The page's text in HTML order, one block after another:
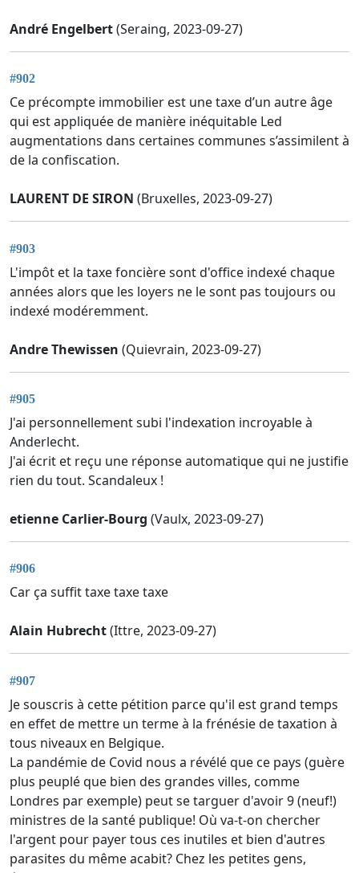
André Engelbert(Seraing, 2023-09-27)
#902
Ce précompte immobilier est une taxe d’un autre âge
qui est appliquée de manière inéquitable Led
augmentations dans certaines communes s’assimilent à
de la confiscation.
LAURENT DE SIRON (Bruxelles, 2023-09-27)
#903
L'impôt et la taxe foncière sont d'office indexé chaque
années alors que les loyers ne le sont pas toujours ou
indexé modéremment.
Andre Thewissen (Quievrain, 2023-09-27)
#905
J'ai personnellement subi l'indexation incroyable à
Anderlecht.
J'ai écrit et reçu une réponse automatique qui ne justifie
rien du tout. Scandaleux !
etienne Carlier-Bourg (Vaulx, 2023-09-27)
#906
Car ça suffit taxe taxe taxe
Alain Hubrecht(Ittre, 2023-09-27)
#907
Je souscris à cette pétition parce qu'il est grand temps
en effet de mettre un terme à la frénésie de taxation à
tous niveaux en Belgique.
La pandémie de Covid nous a révélé que ce pays (guère
plus peuplé que bien des grandes villes, comme
Londres par exemple) peut se targuer d'avoir 9 (neuf!)
ministres de la santé publique! Où va-t-on chercher
l'argent pour payer tous ces inutiles et bien d'autres
parasites du même acabit? Chez les petites gens,